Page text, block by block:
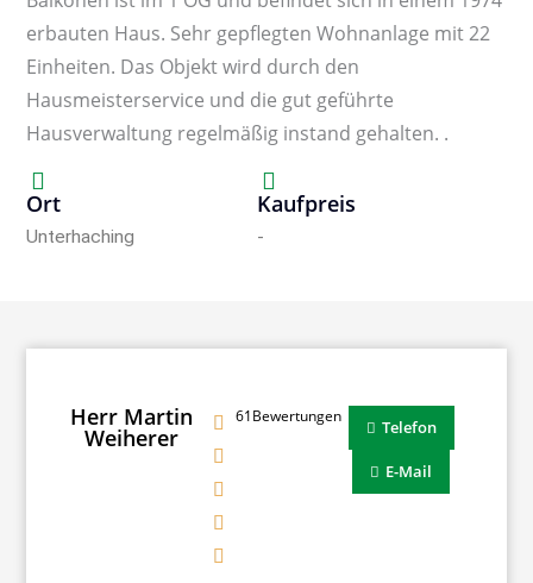
erbauten Haus. Sehr gepflegten Wohnanlage mit 22
Einheiten. Das Objekt wird durch den
Hausmeisterservice und die gut geführte
Hausverwaltung regelmäßig instand gehalten. .
Ort
Unterhaching
Kaufpreis
-
Herr Martin
Weiherer
61Bewertungen
Telefon
E-Mail